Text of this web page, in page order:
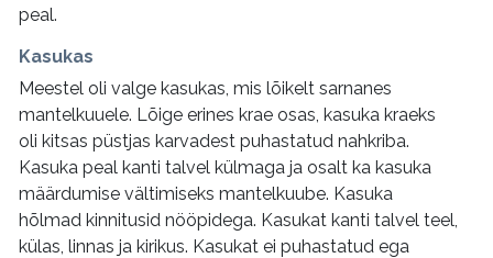
peal.
Kasukas
Meestel oli valge kasukas, mis lõikelt sarnanes
mantelkuuele. Lõige erines krae osas, kasuka kraeks
oli kitsas püstjas karvadest puhastatud nahkriba.
Kasuka peal kanti talvel külmaga ja osalt ka kasuka
määrdumise vältimiseks mantelkuube. Kasuka
hõlmad kinnitusid nööpidega. Kasukat kanti talvel teel,
külas, linnas ja kirikus. Kasukat ei puhastatud ega